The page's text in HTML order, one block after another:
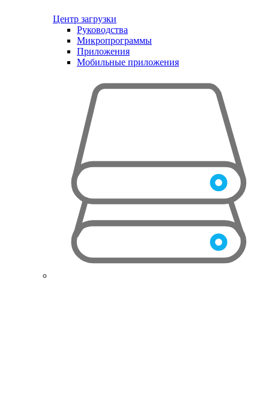
Центр загрузки
Руководства
Микропрограммы
Приложения
Мобильные приложения